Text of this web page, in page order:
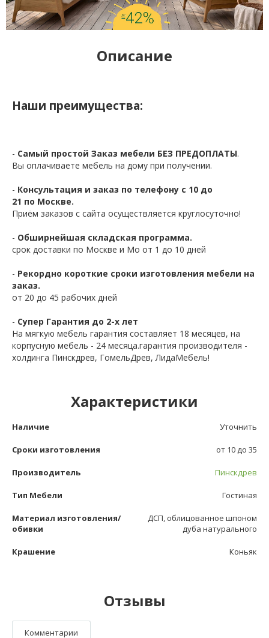
Описание
Наши преимущества:
- Самый простой Заказ мебели БЕЗ ПРЕДОПЛАТЫ.
Вы оплачиваете мебель на дому при получении.
- Консультация и заказ по телефону с 10 до
21 по Москве.
Приём заказов с сайта осуществляется круглосуточно!
- Обширнейшая складская программа.
срок доставки по Москве и Мо от 1 до 10 дней
- Рекордно короткие сроки изготовления мебели на
заказ.
от 20 до 45 рабочих дней
- Супер Гарантия до 2-х лет
На мягкую мебель гарантия составляет 18 месяцев, на
корпусную мебель - 24 месяца.гарантия производителя -
холдинга Пинскдрев, ГомельДрев, ЛидаМебель!
Характеристики
Наличие Уточнить
Сроки изготовления от 10 до 35
Производитель Пинскдрев
Тип Мебели Гостиная
Материал изготовления/
обивки
ДСП, облицованное шпоном
дуба натурального
Крашение Коньяк
Отзывы
Комментарии